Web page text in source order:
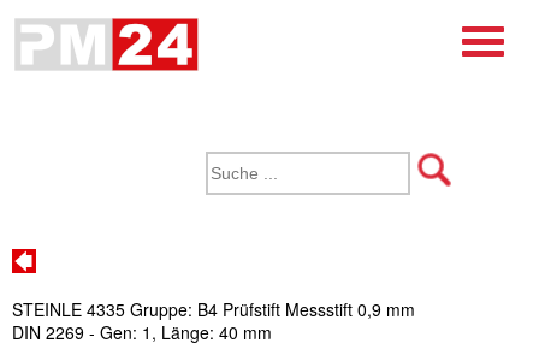
STEINLE 4335 Gruppe: B4 Prüfstift Messstift 0,9 mm
DIN 2269 - Gen: 1, Länge: 40 mm